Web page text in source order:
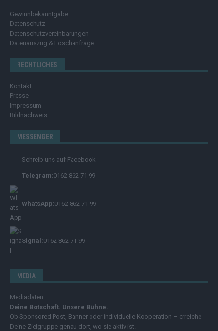
Gewinnbekanntgabe
Datenschutz
Datenschutzvereinbarungen
Datenauszug & Löschanfrage
RECHTLICHES
Kontakt
Presse
Impressum
Bildnachweis
MESSENGER
Schreib uns auf Facebook
Telegram:0162 862 71 99
WhatsApp:0162 862 71 99
Signal:0162 862 71 99
MEDIA
Mediadaten
Deine Botschaft. Unsere Bühne.
Ob Sponsored Post, Banner oder individuelle Kooperation – erreiche
Deine Zielgruppe genau dort, wo sie aktiv ist.